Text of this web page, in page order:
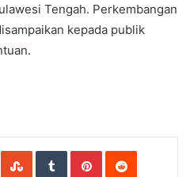
Tengah. Perkembangan
kepada publik
StumbleUpon
TumblrPinterestReddit